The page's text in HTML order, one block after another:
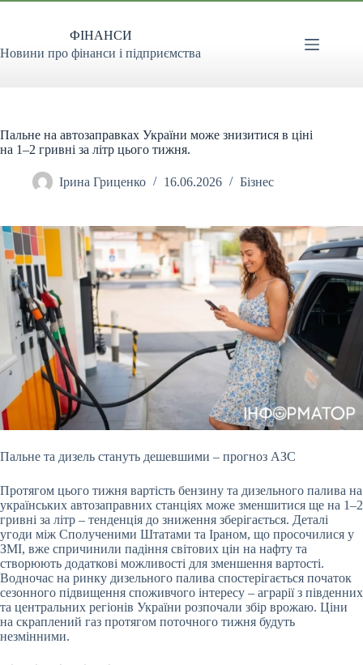
Перейти
ФІНАНСИ
Новини про фінанси і підприємства
Пальне на автозаправках України може знизитися в ціні
на 1–2 гривні за літр цього тижня.
Ірина Гриценко 16.06.2026 Бізнес
Пальне та дизель стануть дешевшими – прогноз АЗС
Протягом цього тижня вартість бензину та дизельного палива на
українських автозаправних станціях може зменшитися ще на 1–2
гривні за літр – тенденція до зниження зберігається. Деталі
угоди між Сполученими Штатами та Іраном, що просочилися у
ЗМІ, вже спричинили падіння світових цін на нафту та
створюють додаткові можливості для зменшення вартості.
Водночас на ринку дизельного палива спостерігається початок
сезонного підвищення споживчого інтересу – аграрії з південних
та центральних регіонів України розпочали збір врожаю. Ціни
на скраплений газ протягом поточного тижня будуть
незмінними.